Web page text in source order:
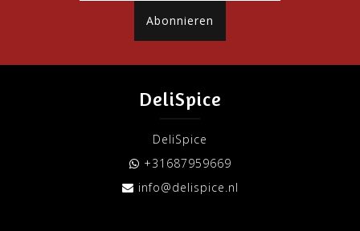
Abonnieren
DeliSpice
DeliSpice
+31687959669
info@delispice.nl